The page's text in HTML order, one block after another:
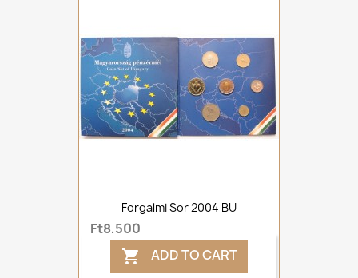
Forgalmi Sor 2004 BU
Ft8,500
 ADD TO CART